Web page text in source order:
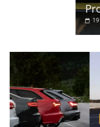
Probamos el
19 de abril de 2020
Clásicos